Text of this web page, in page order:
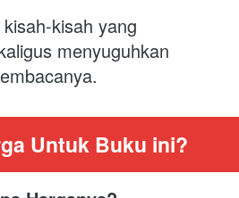
kisah yang
menyuguhkan
Untuk Buku ini?